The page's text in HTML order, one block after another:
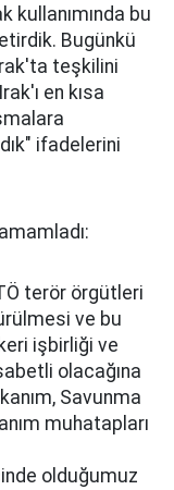
kullanımında bu
Bugünkü
teşkilini
en kısa
ifadelerini
terör örgütleri
ve bu
işbirliği ve
olacağına
Savunma
muhatapları
olduğumuz